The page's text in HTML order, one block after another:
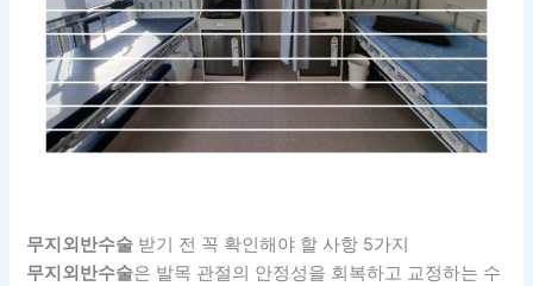
무지외반수술 받기 전 꼭 확인해야 할 사항 5가지
무지외반수술은 발목 관절의 안정성을 회복하고 교정하는 수